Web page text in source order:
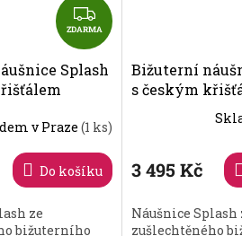
Z
D
A
R
A
ZDARMA
Splash
v Praze(1 ks)
Do košíku
ze
bižuterního
Bižuterní
s českým
Preciosa,
produktu
je
z
5
3 495 Kč
Náušnice Splash
zušlechtěného